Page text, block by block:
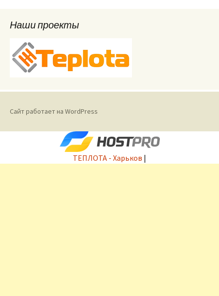
Наши проекты
Сайт работает на WordPress
ТЕПЛОТА - Харьков |